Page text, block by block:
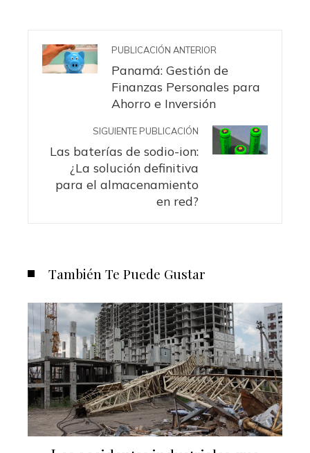
PUBLICACIÓN ANTERIOR
Panamá: Gestión de
Finanzas Personales para
Ahorro e Inversión
SIGUIENTE PUBLICACIÓN
Las baterías de sodio-ion:
¿La solución definitiva
para el almacenamiento
en red?
También Te Puede Gustar